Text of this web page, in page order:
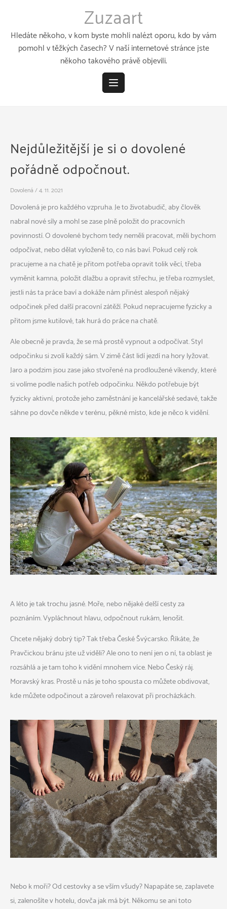
obsahu
Zuzaart
Hledáte někoho, v kom byste mohli nalézt oporu, kdo by vám
pomohl v těžkých časech? V naší internetové stránce jste
někoho takového právě objevili.
Nejdůležitější je si o dovolené
pořádně odpočnout.
Dovolená /4. 11. 2021
Dovolená je pro každého vzpruha. Je to životabudič, aby člověk
nabral nové síly a mohl se zase plně položit do pracovních
povinností. O dovolené bychom tedy neměli pracovat, měli bychom
odpočívat, nebo dělat vyloženě to, co nás baví. Pokud celý rok
pracujeme a na chatě je přitom potřeba opravit tolik věcí, třeba
vyměnit kamna, položit dlažbu a opravit střechu, je třeba rozmyslet,
jestli nás ta práce baví a dokáže nám přinést alespoň nějaký
odpočinek před další pracovní zátěží. Pokud nepracujeme fyzicky a
přitom jsme kutilové, tak hurá do práce na chatě.
Ale obecně je pravda, že se má prostě vypnout a odpočívat. Styl
odpočinku si zvolí každý sám. V zimě část lidí jezdí na hory lyžovat.
Jaro a podzim jsou zase jako stvořené na prodloužené víkendy, které
si volíme podle našich potřeb odpočinku. Někdo potřebuje být
fyzicky aktivní, protože jeho zaměstnání je kancelářské sedavé, takže
sáhne po dovče někde v terénu, pěkné místo, kde je něco k vidění.
A léto je tak trochu jasné. Moře, nebo nějaké delší cesty za
poznáním. Vypláchnout hlavu, odpočnout rukám, lenošit.
Chcete nějaký dobrý tip? Tak třeba České Švýcarsko. Říkáte, že
Pravčickou bránu jste už viděli? Ale ono to není jen o ní, ta oblast je
rozsáhlá a je tam toho k vidění mnohem více. Nebo Český ráj.
Moravský kras. Prostě u nás je toho spousta co můžete obdivovat,
kde můžete odpočinout a zároveň relaxovat při procházkách.
Nebo k moři? Od cestovky a se vším všudy? Napapáte se, zaplavete
si, zalenošíte v hotelu, dovča jak má být. Někomu se ani toto